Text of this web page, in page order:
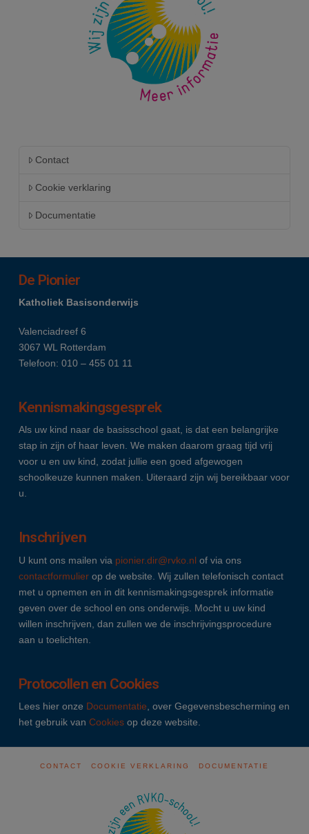
Contact
Cookie verklaring
Documentatie
De Pionier
Katholiek Basisonderwijs
Valenciadreef 6
3067 WL Rotterdam
Telefoon: 010 – 455 01 11
Kennismakingsgesprek
Als uw kind naar de basisschool gaat, is dat een belangrijke
stap in zijn of haar leven. We maken daarom graag tijd vrij
voor u en uw kind, zodat jullie een goed afgewogen
schoolkeuze kunnen maken. Uiteraard zijn wij bereikbaar voor
u.
Inschrijven
U kunt ons mailen via pionier.dir@rvko.nl of via ons
contactformulierop de website. Wij zullen telefonisch contact
met u opnemen en in dit kennismakingsgesprek informatie
geven over de school en ons onderwijs. Mocht u uw kind
willen inschrijven, dan zullen we de inschrijvingsprocedure
aan u toelichten.
Protocollen en Cookies
Lees hier onze Documentatie , over Gegevensbescherming en
het gebruik van Cookiesop deze website.
CONTACT COOKIE VERKLARING DOCUMENTATIE